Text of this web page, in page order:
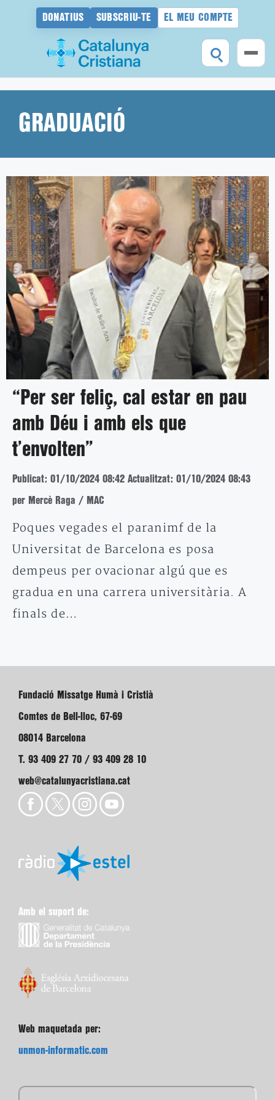
DONATIUS SUBSCRIU-TE EL MEU COMPTE
contingutGRADUACIÓ
“Per ser feliç, cal estar en pau
amb Déu i amb els que
t’envolten”
Publicat: 01/10/2024 08:42 Actualitzat: 01/10/2024 08:43
per Mercè Raga / MAC
Poques vegades el paranimf de la
Universitat de Barcelona es posa
dempeus per ovacionar algú que es
gradua en una carrera universitària. A
finals de…
Fundació Missatge Humà i Cristià
Comtes de Bell-lloc, 67-69
08014 Barcelona
T. 93 409 27 70 / 93 409 28 10
web@catalunyacristiana.cat
Amb el suport de:
Web maquetada per:
unmon-informatic.com